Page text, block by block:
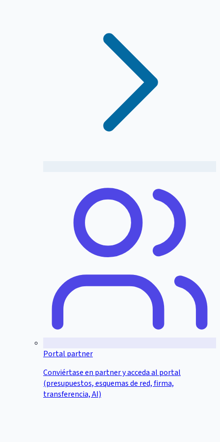
Portal partner
Conviértase en partner y acceda al portal
(presupuestos, esquemas de red, firma,
transferencia, AI)